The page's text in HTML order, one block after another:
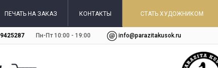
ПЕЧАТЬ НА ЗАКАЗ КОНТАКТЫ СТАТЬ ХУДОЖНИКОМ
9425287 Пн-Пт 10:00 - 19:00 info@parazitakusok.ru